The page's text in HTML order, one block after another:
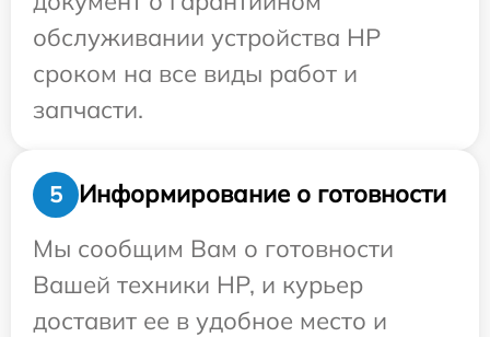
обслуживании устройства HP
сроком на все виды работ и
запчасти.
5
Информирование о готовности
Мы сообщим Вам о готовности
Вашей техники HP, и курьер
доставит ее в удобное место и